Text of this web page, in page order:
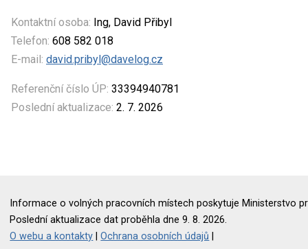
Kontaktní osoba: Ing, David Přibyl
Telefon: 608 582 018
E-mail: david.pribyl@davelog.cz
Referenční číslo ÚP: 33394940781
Poslední aktualizace: 2. 7. 2026
Informace o volných pracovních místech poskytuje Ministerstvo
Poslední aktualizace dat proběhla dne 9. 8. 2026.
O webu a kontakty |Ochrana osobních údajů